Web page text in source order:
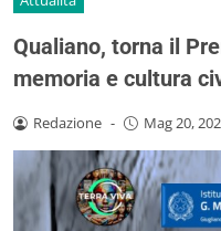
Qualiano, torna il
memoria e cultura
Redazione - Mag 20,